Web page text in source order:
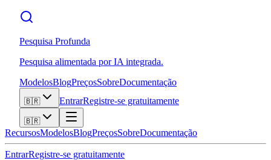
Pesquisa Profunda
Pesquisa alimentada por IA integrada.
ModelosBlogPreçosSobreDocumentação
🇧🇷 EntrarRegistre-se gratuitamente
🇧🇷
RecursosModelosBlogPreçosSobreDocumentação
EntrarRegistre-se gratuitamente